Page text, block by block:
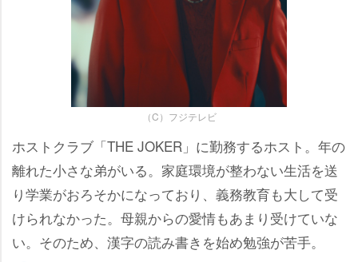
（C）フジテレビ
ホストクラブ「THE JOKER」に勤務するホスト。年の
離れた小さな弟がいる。家庭環境が整わない生活を送
り学業がおろそかになっており、義務教育も大して受
けられなかった。母親からの愛情もあまり受けていな
い。そのため、漢字の読み書きを始め勉強が苦手。